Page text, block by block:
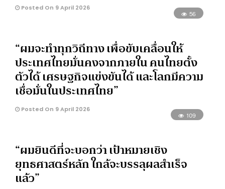
Posted On 9 April 2026
56
“ผมจะทำทุกวิถีทาง เพื่อขับเคลื่อนให้
ประเทศไทยมั่นคงจากภายใน คนไทยตั้ง
ตัวได้ เศรษฐกิจแข่งขันได้ และโลกมีความ
เชื่อมั่นในประเทศไทย”
Posted On 9 April 2026
109
“ผมยินดีที่จะบอกว่า เป้าหมายเชิง
ยุทธศาสตร์หลัก ใกล้จะบรรลุผลสำเร็จ
แล้ว”